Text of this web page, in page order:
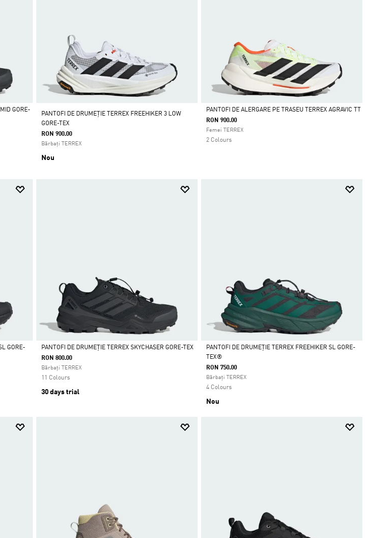
GORE-
PANTOFI DE DRUMEȚIE TERREX FREEHIKER 3 LOW
GORE-TEX
RON 900.00
Bărbați TERREX
Nou
Da
PANTOFI DE ALERGARE PE TRASEU TERREX AGRAVIC TT
RON 900.00
Femei TERREX
2 Colours
GORE-
Da
PANTOFI DE DRUMEȚIE TERREX SKYCHASER GORE-TEX
RON 800.00
Bărbați TERREX
11 Colours
30 days trial
Da
PANTOFI DE DRUMEȚIE TERREX FREEHIKER SL GORE-
TEX®
RON 750.00
Bărbați TERREX
4 Colours
Nou